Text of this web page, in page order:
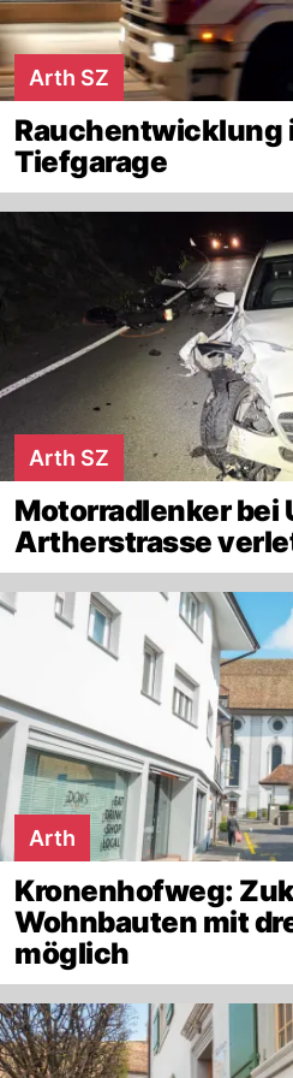
Arth SZ
Rauchentwicklung
Tiefgarage
Arth SZ
Motorradlenker bei
Artherstrasse
Arth
Kronenhofweg:
Wohnbauten mit
möglich